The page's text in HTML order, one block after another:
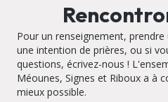
Pour un renseignement,
une intention de prières, ou si
questions, écrivez-nous !
Méounes, Signes et Riboux a à
mieux possible.